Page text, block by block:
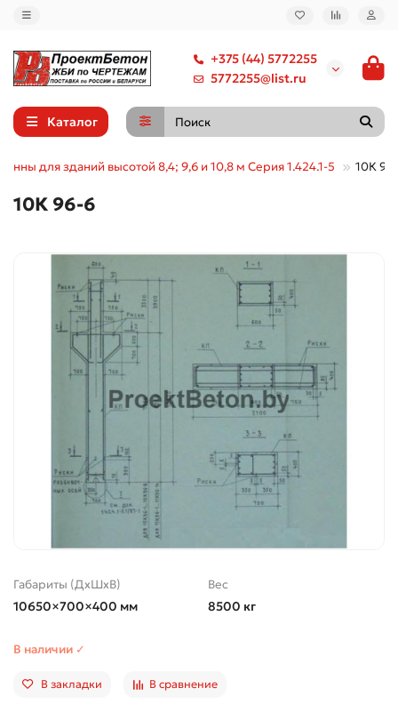
+375 (44) 5772255
5772255@list.ru
Каталог
для зданий высотой 8,4; 9,6 и 10,8 м Серия 1.424.1-5 10К
10К 96-6
Габариты (ДхШхВ)
10650×700×400 мм
Вес
8500 кг
В наличии ✓
В закладки В сравнение